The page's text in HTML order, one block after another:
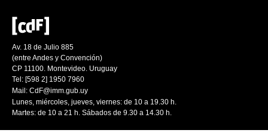
Av. 18 de Julio 885
(entre Andes y Convención)
CP 11100. Montevideo. Uruguay
Tel: [598 2] 1950 7960
Mail: CdF@imm.gub.uy
Lunes, miércoles, jueves, viernes: de 10 a 19.30 h.
Martes: de 10 a 21 h. Sábados de 9.30 a 14.30 h.